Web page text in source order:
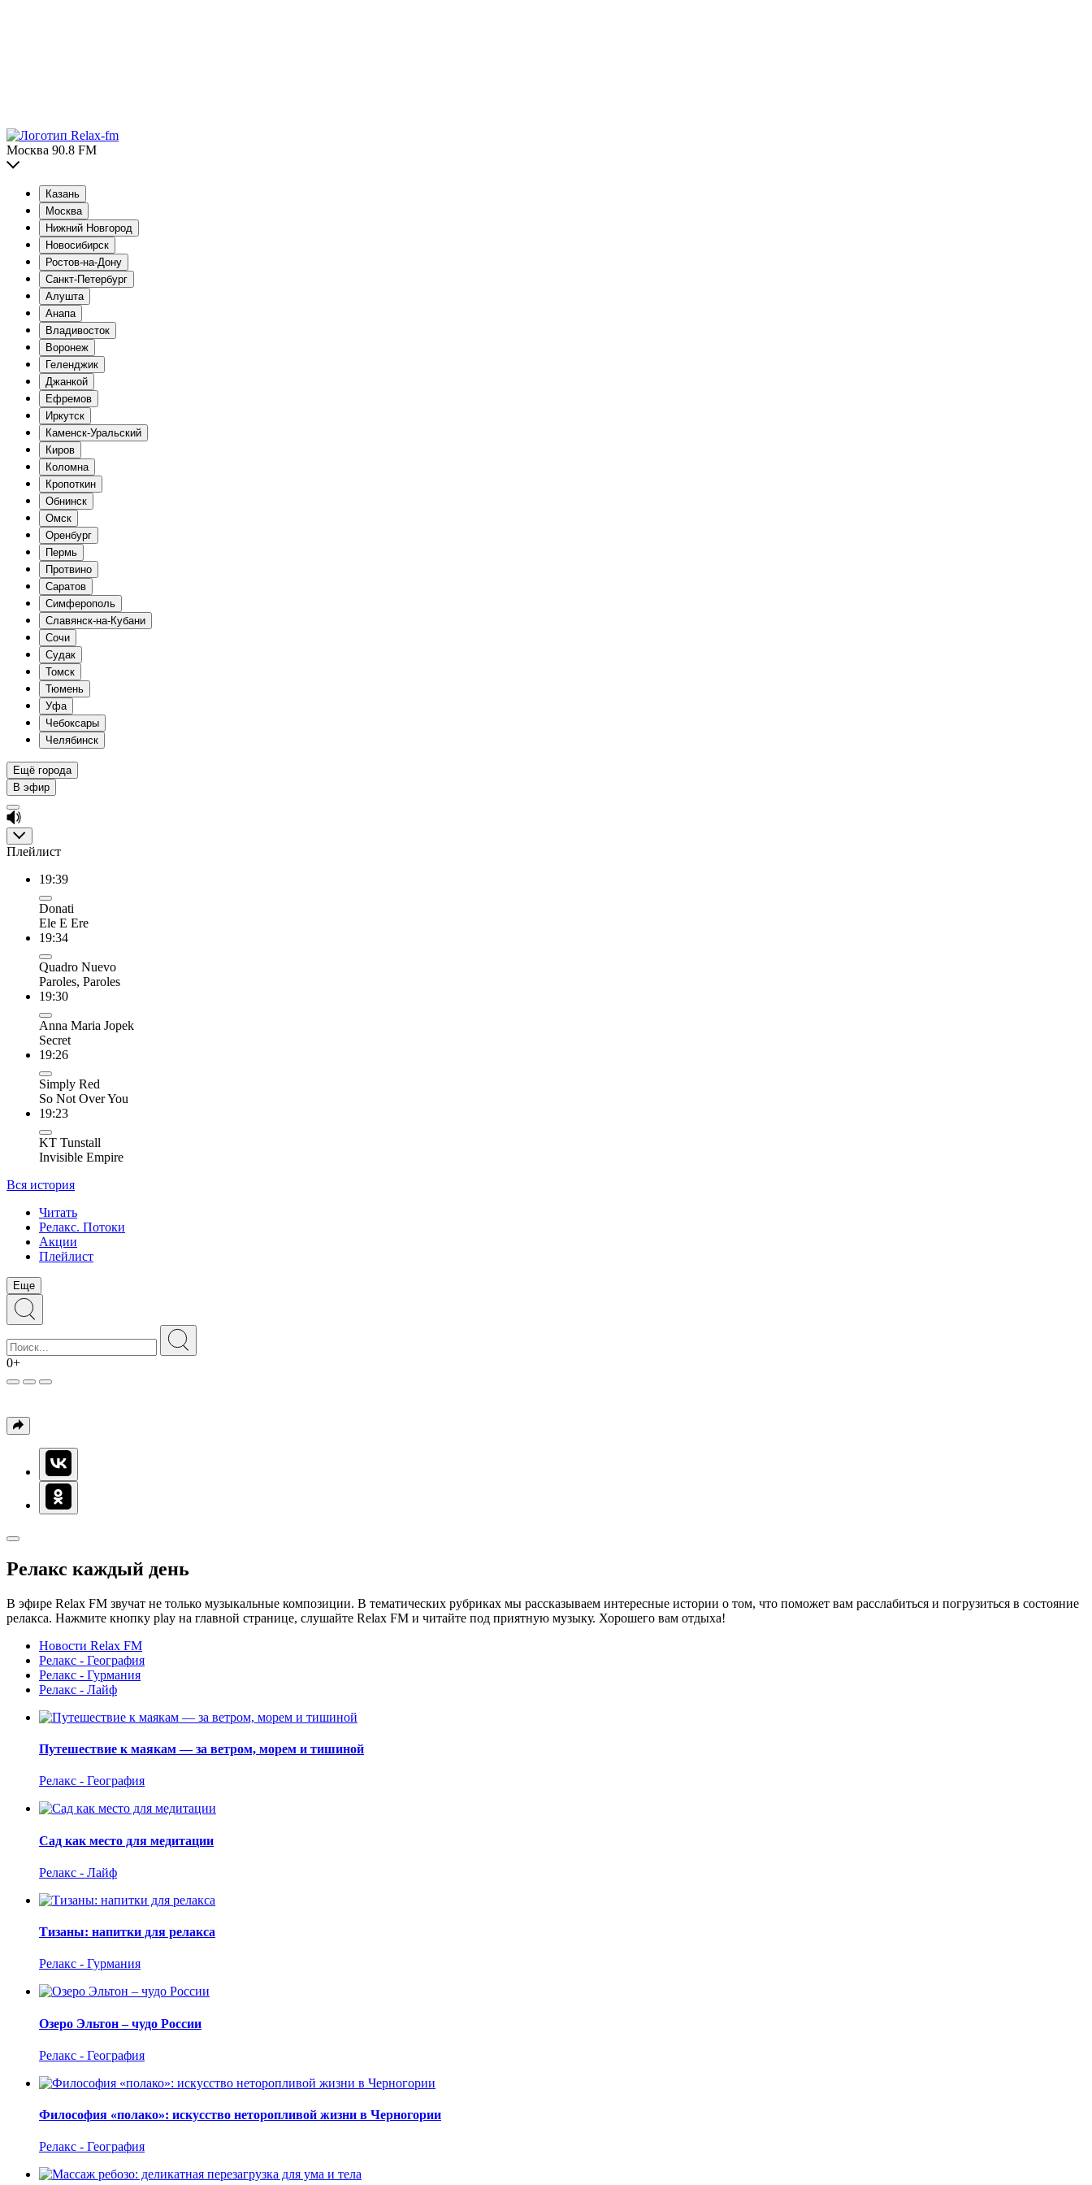
Москва 90.8 FM
Казань
Москва
Нижний Новгород
Новосибирск
Ростов-на-Дону
Санкт-Петербург
Алушта
Анапа
Владивосток
Воронеж
Геленджик
Джанкой
Ефремов
Иркутск
Каменск-Уральский
Киров
Коломна
Кропоткин
Обнинск
Омск
Оренбург
Пермь
Протвино
Саратов
Симферополь
Славянск-на-Кубани
Сочи
Судак
Томск
Тюмень
Уфа
Чебоксары
Челябинск
Ещё города
В эфир
Плейлист
19:39
Donati
Ele E Ere
19:34
Quadro Nuevo
Paroles, Paroles
19:30
Anna Maria Jopek
Secret
19:26
Simply Red
So Not Over You
19:23
KT Tunstall
Invisible Empire
Вся история
Читать
Релакс. Потоки
Акции
Плейлист
Еще
0+
Релакс каждый день
В эфире Relax FM звучат не только музыкальные композиции. В тематических рубриках мы рассказываем интересные истории о том, что поможет вам расслабиться и погрузиться в состояние
релакса. Нажмите кнопку play на главной странице, слушайте Relax FM и читайте под приятную музыку. Хорошего вам отдыха!
Новости Relax FM
Релакс - География
Релакс - Гурмания
Релакс - Лайф
Путешествие к маякам — за ветром, морем и тишиной
Релакс - География
Сад как место для медитации
Релакс - Лайф
Тизаны: напитки для релакса
Релакс - Гурмания
Озеро Эльтон – чудо России
Релакс - География
Философия «полако»: искусство неторопливой жизни в Черногории
Релакс - География